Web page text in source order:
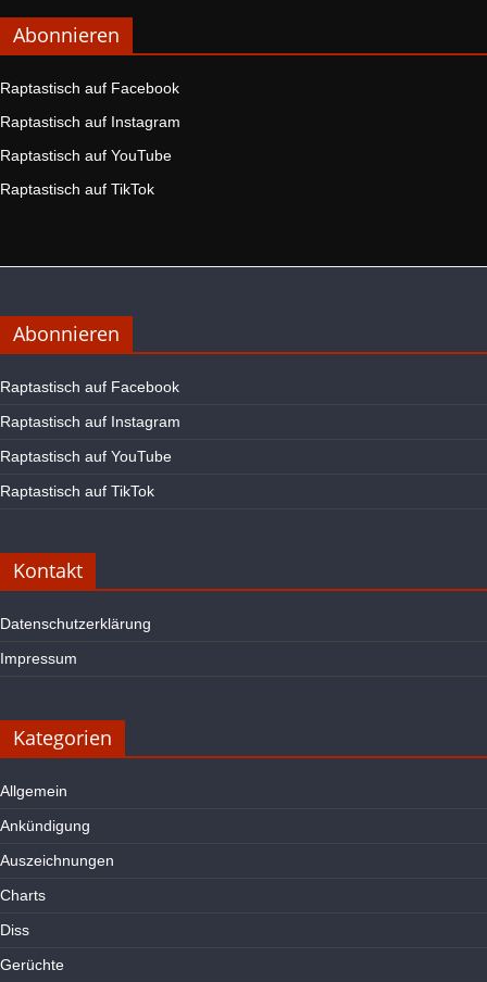
Abonnieren
Raptastisch auf Facebook
Raptastisch auf Instagram
Raptastisch auf YouTube
Raptastisch auf TikTok
Abonnieren
Raptastisch auf Facebook
Raptastisch auf Instagram
Raptastisch auf YouTube
Raptastisch auf TikTok
Kontakt
Datenschutzerklärung
Impressum
Kategorien
Allgemein
Ankündigung
Auszeichnungen
Charts
Diss
Gerüchte